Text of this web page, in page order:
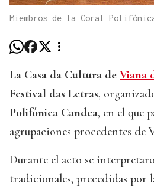
Miembros de la Coral
La Casa da Cultura de Viana
Festival das Letras,
Polifónica Candea, en el que
agrupaciones procedentes de
Durante el acto se
tradicionales, precedidas por